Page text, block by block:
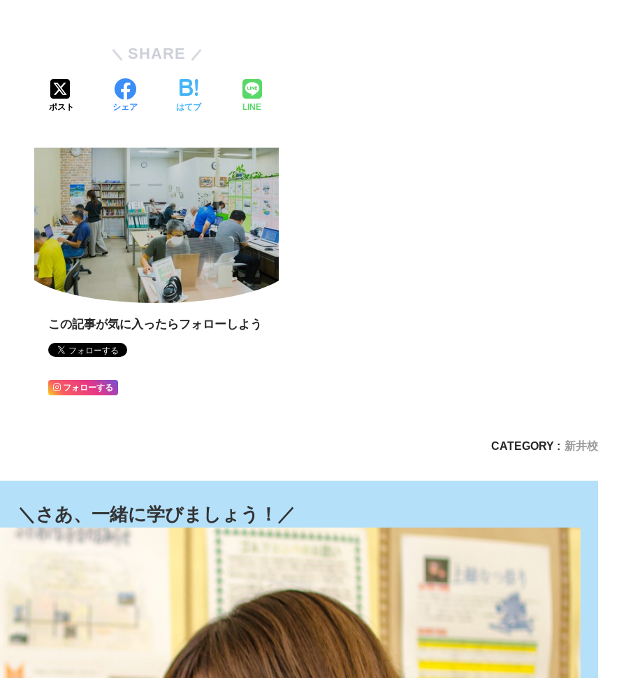
SHARE
ポスト シェア はてブ LINE
この記事が気に入ったらフォローしよう
フォローする
CATEGORY : 新井校
＼さあ、一緒に学びましょう！／